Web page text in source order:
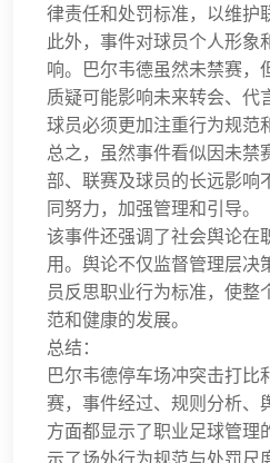
律责任和处罚标准，以维护
此外，事件对球员个人形象
响。巴尔韦德虽然未禁赛，
质疑可能影响未来转会、代
球员必须更加注重行为规范
总之，虽然事件看似因未禁
部、联赛及球员的长远影响
同努力，加强管理和引导。
该事件还强调了社会舆论在
用。舆论不仅监督管理层决
员反思职业行为标准，使整
范和健康的发展。
总结：
巴尔韦德停车场冲突击打比
赛，事件经过、规则分析、
方面都显示了职业足球管理